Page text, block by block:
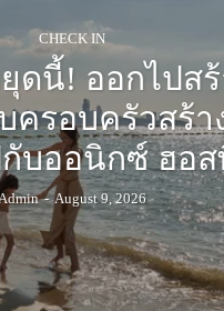
CHECK IN
ดนี้! ออกไปสร้
ครอบครัวสร้
กับออนิกซ์ ฮอ
- August 9, 2026